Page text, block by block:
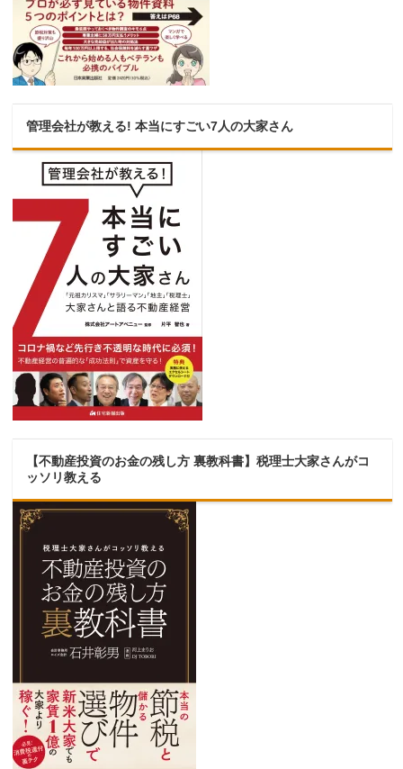
管理会社が教える! 本当にすごい7人の大家さん
【不動産投資のお金の残し方 裏教科書】税理士大家さんがコ
ッソリ教える